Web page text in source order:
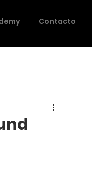
Contacto